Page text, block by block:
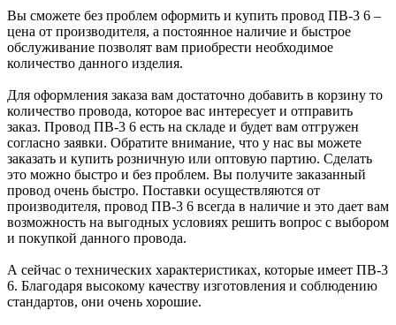
Вы сможете без проблем оформить и купить провод ПВ-3 6 –
цена от производителя, а постоянное наличие и быстрое
обслуживание позволят вам приобрести необходимое
количество данного изделия.
Для оформления заказа вам достаточно добавить в корзину то
количество провода, которое вас интересует и отправить
заказ. Провод ПВ-3 6 есть на складе и будет вам отгружен
согласно заявки. Обратите внимание, что у нас вы можете
заказать и купить розничную или оптовую партию. Сделать
это можно быстро и без проблем. Вы получите заказанный
провод очень быстро. Поставки осуществляются от
производителя, провод ПВ-3 6 всегда в наличие и это дает вам
возможность на выгодных условиях решить вопрос с выбором
и покупкой данного провода.
А сейчас о технических характеристиках, которые имеет ПВ-3
6. Благодаря высокому качеству изготовления и соблюдению
стандартов, они очень хорошие.